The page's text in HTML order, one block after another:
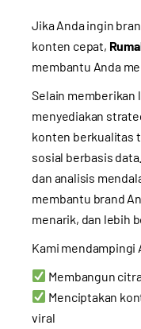
Jika Anda ingin
konten cepat,
membantu Anda
Selain memberikan
menyediakan
konten berkualitas
sosial berbasis
dan analisis
membantu brand
menarik, dan lebih
Kami mendampingi
Membangun
Menciptakan
viral